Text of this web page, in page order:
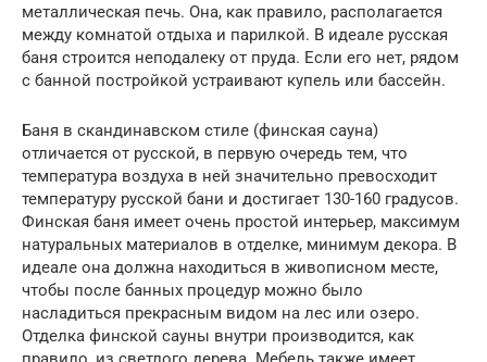
металлическая печь. Она, как правило, располагается
между комнатой отдыха и парилкой. В идеале русская
баня строится неподалеку от пруда. Если его нет, рядом
с банной постройкой устраивают купель или бассейн.
Баня в скандинавском стиле (финская сауна)
отличается от русской, в первую очередь тем, что
температура воздуха в ней значительно превосходит
температуру русской бани и достигает 130-160 градусов.
Финская баня имеет очень простой интерьер, максимум
натуральных материалов в отделке, минимум декора. В
идеале она должна находиться в живописном месте,
чтобы после банных процедур можно было
насладиться прекрасным видом на лес или озеро.
Отделка финской сауны внутри производится, как